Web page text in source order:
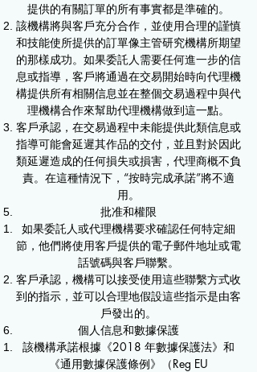
提供的有關訂單的所有事實都是準確的。
該機構將與客戶充分合作，並使用合理的謹慎
和技能使所提供的訂單像主管研究機構所期望
的那樣成功。如果委託人需要任何進一步的信
息或指導，客戶將通過在交易開始時向代理機
構提供所有相關信息並在整個交易過程中與代
理機構合作來幫助代理機構做到這一點。
客戶承認，在交易過程中未能提供此類信息或
指導可能會延遲其作品的交付，並且對於因此
類延遲造成的任何損失或損害，代理商概不負
責。在這種情況下，“按時完成承諾”將不適
用。
批准和權限
如果委託人或代理機構要求確認任何特定細
節，他們將使用客戶提供的電子郵件地址或電
話號碼與客戶聯繫。
客戶承認，機構可以接受使用這些聯繫方式收
到的指示，並可以合理地假設這些指示是由客
戶發出的。
​個人信息和數據保護
​該機構承諾根據《2018 年數據保護法》和
《通用數據保護條例》（Reg EU